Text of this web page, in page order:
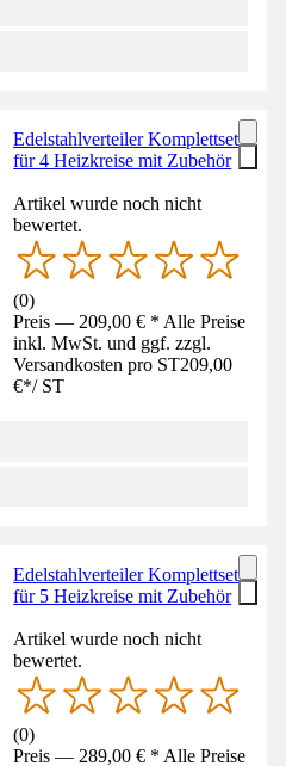
Edelstahlverteiler Komplettset
für 4 Heizkreise mit Zubehör
Artikel wurde noch nicht
bewertet.
(0)
Preis — 209,00 € * Alle Preise
inkl. MwSt. und ggf. zzgl.
Versandkosten pro ST209,00
€*/ ST
Edelstahlverteiler Komplettset
für 5 Heizkreise mit Zubehör
Artikel wurde noch nicht
bewertet.
(0)
Preis — 289,00 € * Alle Preise